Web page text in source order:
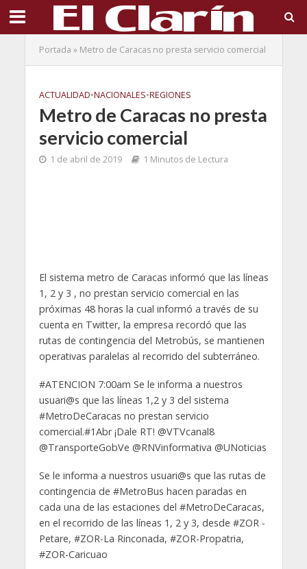
Portada » Metro de Caracas no presta servicio comercial
ACTUALIDAD•NACIONALES•REGIONES
Metro de Caracas no presta
servicio comercial
1 de abril de 2019 1 Minutos de Lectura
El sistema metro de Caracas informó que las líneas
1, 2 y 3 , no prestan servicio comercial en las
próximas 48 horas la cual informó a través de su
cuenta en Twitter, la empresa recordó que las
rutas de contingencia del Metrobús, se mantienen
operativas paralelas al recorrido del subterráneo.
#ATENCION 7:00am Se le informa a nuestros
usuari@s que las líneas 1,2 y 3 del sistema
#MetroDeCaracas no prestan servicio
comercial.#1Abr ¡Dale RT! @VTVcanal8
@TransporteGobVe @RNVinformativa @UNoticias
Se le informa a nuestros usuari@s que las rutas de
contingencia de #MetroBus hacen paradas en
cada una de las estaciones del #MetroDeCaracas,
en el recorrido de las líneas 1, 2 y 3, desde #ZOR -
Petare, #ZOR-La Rinconada, #ZOR-Propatria,
#ZOR-Caricuao